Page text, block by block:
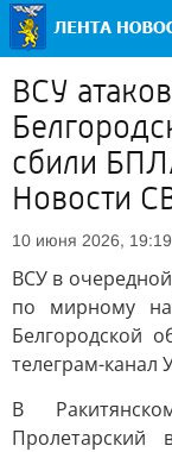
ВСУ
сбили
Новости
10 июня 2026, 19:19
ВСУ в
по мирному
Белгородской
телеграм-канал
В
Пролетарский